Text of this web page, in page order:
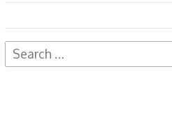
Search
for: